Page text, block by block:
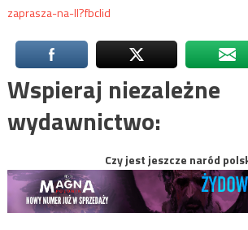
zaprasza-na-II?fbclid
Wspieraj niezależne
wydawnictwo:
Czy jest jeszcze naród